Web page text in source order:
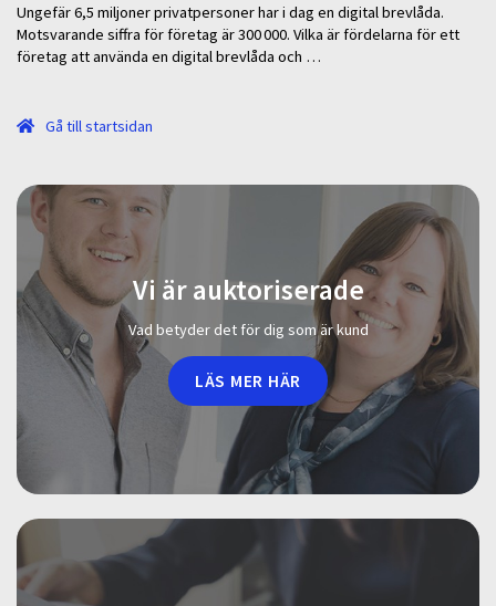
Ungefär 6,5 miljoner privatpersoner har i dag en digital brevlåda.
Motsvarande siffra för företag är 300 000. Vilka är fördelarna för ett
företag att använda en digital brevlåda och …
Gå till startsidan
Vi är auktoriserade
Vad betyder det för dig som är kund
LÄS MER HÄR